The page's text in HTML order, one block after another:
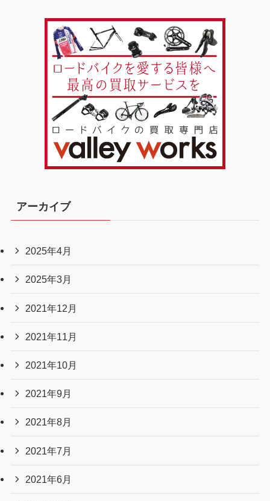
アーカイブ
2025年4月
2025年3月
2021年12月
2021年11月
2021年10月
2021年9月
2021年8月
2021年7月
2021年6月